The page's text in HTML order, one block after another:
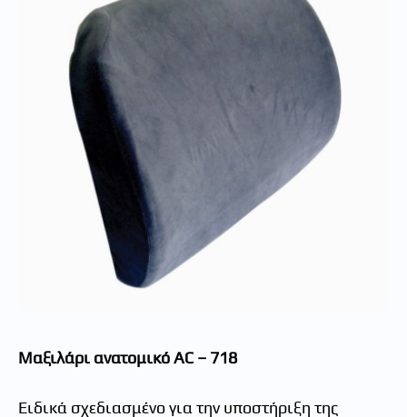
Μαξιλάρι ανατομικό AC – 718
Ειδικά σχεδιασμένο για την υποστήριξη της